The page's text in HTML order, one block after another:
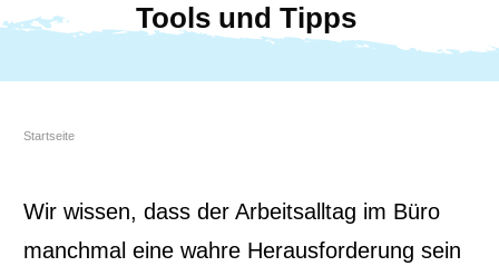
Tools und Tipps
Startseite
Wir wissen, dass der Arbeitsalltag im Büro
manchmal eine wahre Herausforderung sein